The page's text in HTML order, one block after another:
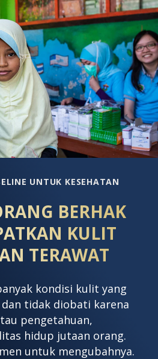
5
1
UNTUK KESEHATAN
BERHAK
KULIT
TERAWAT
kondisi kulit yang
tidak diobati karena
pengetahuan,
hidup jutaan orang.
untuk mengubahnya.